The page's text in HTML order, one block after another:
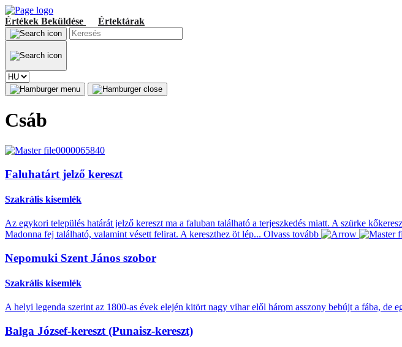
Értékek Beküldése Értektárak
Csáb
Faluhatárt jelző kereszt
Szakrális kisemlék
Az egykori település határát jelző kereszt ma a faluban található a terjeszkedés miatt. A szürke
Madonna fej található, valamint vésett felirat. A kereszthez öt lép... Olvass tovább
Nepomuki Szent János szobor
Szakrális kisemlék
A helyi legenda szerint az 1800-as évek elején kitört nagy vihar elől három asszony bebújt a fába, de
Balga József-kereszt (Punaisz-kereszt)